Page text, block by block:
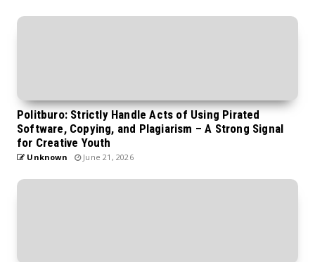
Politburo: Strictly Handle Acts of Using Pirated
Software, Copying, and Plagiarism – A Strong Signal
for Creative Youth
Unknown June 21, 2026